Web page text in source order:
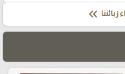
زبائننا keyboard_double_arrow_left